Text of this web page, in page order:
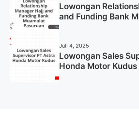
Lowongan
and Funding Bank
Juli 4, 2025
Lowongan Sales
Honda Motor